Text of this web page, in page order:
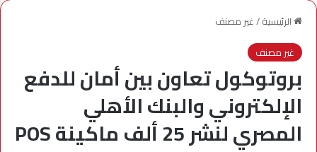
الرئيسية/غير مصنف
غير مصنف
بروتوكول تعاون بين أمان للدفع
الإلكتروني والبنك الأهلي
المصري لنشر 25 ألف ماكينة POS